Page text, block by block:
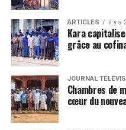
ARTICLES il y a
Kara
grâce au
JOURNAL
Chambres de
cœur du